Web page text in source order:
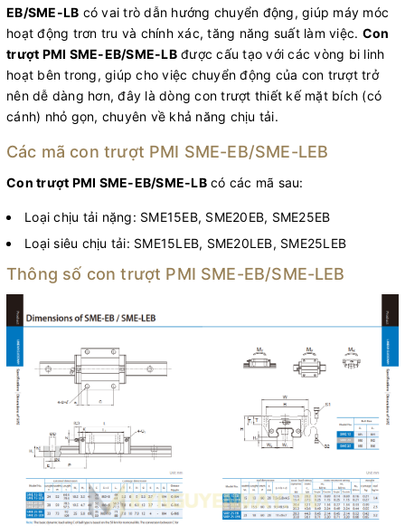
EB/SME-LB có vai trò dẫn hướng chuyển động, giúp máy móc
hoạt động trơn tru và chính xác, tăng năng suất làm việc. Con
trượt PMI SME-EB/SME-LBđược cấu tạo với các vòng bi linh
hoạt bên trong, giúp cho việc chuyển động của con trượt trở
nên dễ dàng hơn, đây là dòng con trượt thiết kế mặt bích (có
cánh) nhỏ gọn, chuyên về khả năng chịu tải.
Các mã con trượt PMI SME-EB/SME-LEB
Con trượt PMI SME-EB/SME-LBcó các mã sau:
Loại chịu tải nặng: SME15EB, SME20EB, SME25EB
Loại siêu chịu tải: SME15LEB, SME20LEB, SME25LEB
Thông số con trượt PMI SME-EB/SME-LEB